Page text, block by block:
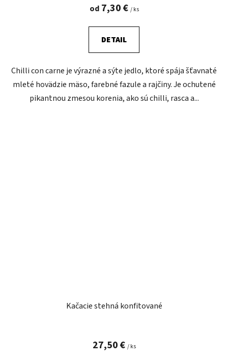
od7,30 € / ks
DETAIL
Chilli con carne je výrazné a sýte jedlo, ktoré spája šťavnaté
mleté hovädzie mäso, farebné fazule a rajčiny. Je ochutené
pikantnou zmesou korenia, ako sú chilli, rasca a...
Kačacie stehná konfitované
27,50 € / ks